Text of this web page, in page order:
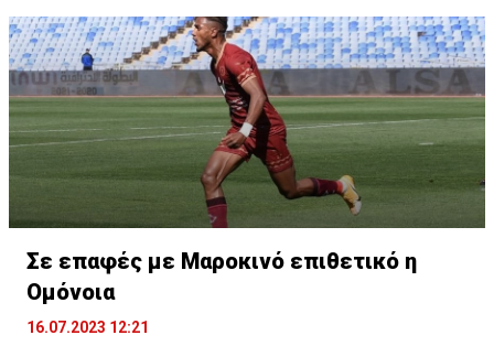
δώοσυν το παρών τους στην απογευματινή προπόνηση
της ομάδας.
Σε επαφές με Μαροκινό επιθετικό η
Ομόνοια
16.07.2023 12:21